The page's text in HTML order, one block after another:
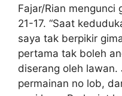
Fajar/Rian mengunci
21-17. “Saat
saya tak berpikir
pertama tak boleh
diserang oleh lawan.
permainan no lob,